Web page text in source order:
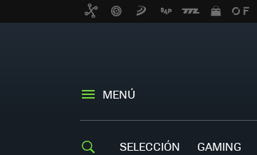
MENÚ
SELECCIÓN GAMING